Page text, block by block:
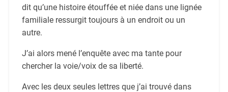
dit qu’une histoire étouffée et niée dans une lignée
familiale ressurgit toujours à un endroit ou un
autre.
J’ai alors mené l’enquête avec ma tante pour
chercher la voie/voix de sa liberté.
Avec les deux seules lettres que j’ai trouvé dans